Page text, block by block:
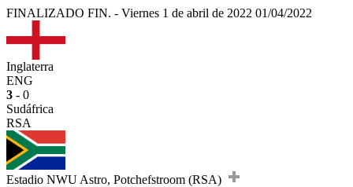
FINALIZADO FIN. - Viernes 1 de abril de 2022 01/04/2022
Inglaterra
ENG
3 - 0
Sudáfrica
RSA
Estadio NWU Astro, Potchefstroom (RSA)